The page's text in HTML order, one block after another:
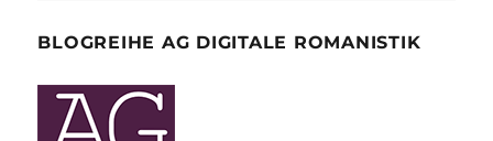
BLOGREIHE AG DIGITALE ROMANISTIK